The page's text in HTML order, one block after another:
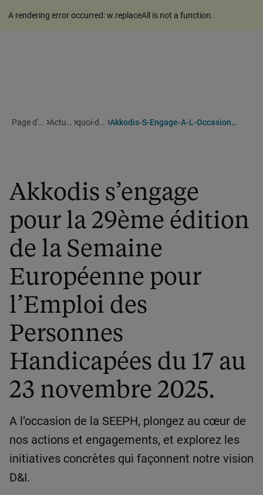
A rendering error occurred:w.replaceAll is not a function.
Page d'accueil Actualites quoi-de-neuf Akkodis-S-Engage-A-L-Occasion-De-La-Seeph-2025
Akkodis s’engage
pour la 29ème édition
de la Semaine
Européenne pour
l’Emploi des
Personnes
Handicapées du 17 au
23 novembre 2025.
A l’occasion de la SEEPH, plongez au cœur de
nos actions et engagements, et explorez les
initiatives concrètes qui façonnent notre vision
D&I.